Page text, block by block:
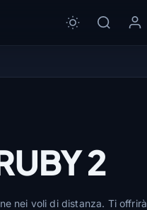
2
nei voli di distanza. Ti offrirà